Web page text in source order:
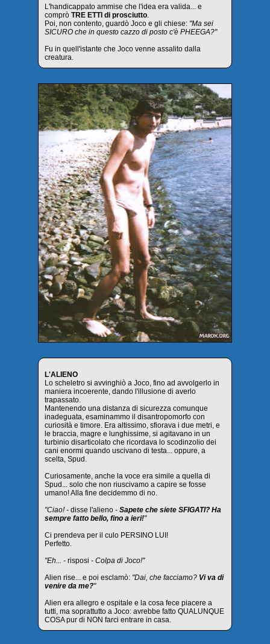
L'handicappato ammise che l'idea era valida... e
comprò TRE ETTI di prosciutto.
Poi, non contento, guardò Joco e gli chiese: "Ma sei
SICURO che in questo cazzo di posto c'è PHEEGA?"
Fu in quell'istante che Joco venne assalito dalla
creatura.
L'ALIENO
Lo scheletro si avvinghiò a Joco, fino ad avvolgerlo in
maniera incoerente, dando l'illusione di averlo
trapassato.
Mantenendo una distanza di sicurezza comunque
inadeguata, esaminammo il disantropomorfo con
curiosità e timore. Era altissimo, sfiorava i due metri, e
le braccia, magre e lunghissime, si agitavano in un
turbinio disarticolato che ricordava lo scodinzolio dei
cani enormi quando uscivano di testa... oppure, a
scelta, Spud.
Curiosamente, anche la voce era simile a quella di
Spud... solo che non riuscivamo a capire se fosse
umano! Alla fine decidemmo di no.
"Ciao! - disse l'alieno - Sapete che siete SFIGATI? Ha
sempre fatto bello, fino a ieri!"
Ci prendeva per il culo PERSINO LUI!
Perfetto.
"Eh... - risposi - Colpa di Joco!"
Alien rise... e poi esclamò: "Dai, che facciamo? Vi va di
venire da me?"
Alien era allegro e ospitale e la cosa fece piacere a
tutti, ma soprattutto a Joco: avrebbe fatto QUALUNQUE
COSA pur di NON farci entrare in casa.